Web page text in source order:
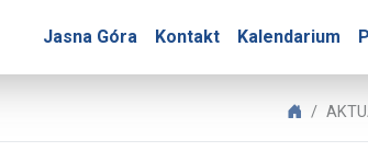
Jasna Góra Kontakt Kalendarium
Góry –
Biuro